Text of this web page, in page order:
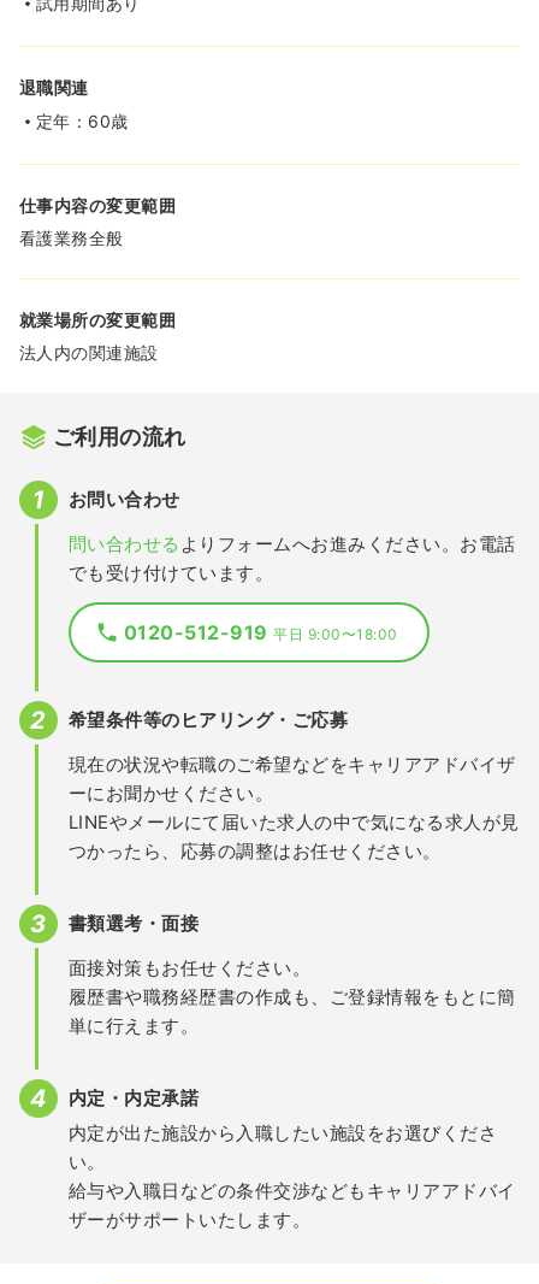
退職関連
定年：60歳
仕事内容の変更範囲
看護業務全般
就業場所の変更範囲
法人内の関連施設
ご利用の流れ
お問い合わせ
問い合わせる よりフォームへお進みください。お電話
でも受け付けています。
0120-512-919平日 9:00〜18:00
希望条件等のヒアリング・ご応募
現在の状況や転職のご希望などをキャリアアドバイザ
ーにお聞かせください。
LINEやメールにて届いた求人の中で気になる求人が見
つかったら、応募の調整はお任せください。
書類選考・面接
面接対策もお任せください。
履歴書や職務経歴書の作成も、ご登録情報をもとに簡
単に行えます。
内定・内定承諾
内定が出た施設から入職したい施設をお選びくださ
い。
給与や入職日などの条件交渉などもキャリアアドバイ
ザーがサポートいたします。